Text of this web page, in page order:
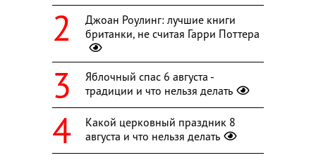
Джоан Роулинг: лучшие книги
британки, не считая Гарри Поттера
Яблочный спас 6 августа -
традиции и что нельзя делать
Какой церковный праздник 8
августа и что нельзя делать